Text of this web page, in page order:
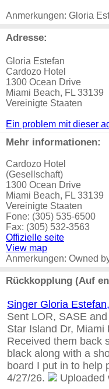
Anmerkungen: Gloria
Adresse:
Gloria Estefan
Cardozo Hotel
1300 Ocean Drive
Miami Beach, FL 33139
Vereinigte Staaten
Ein problem mit dieser
Mehr informationen:
Cardozo Hotel
(Gesellschaft)
1300 Ocean Drive
Miami Beach, FL 33139
Vereinigte Staaten
Fone: (305) 535-6500
Fax: (305) 532-3563
Offizielle seite
View map
Anmerkungen: Owned
Rückkopplung (Auf
Singer Gloria
Sent LOR, SASE
Star Island Dr, Miami
Received them back
black along with a
board I put in to help
4/27/26.
Uploaded